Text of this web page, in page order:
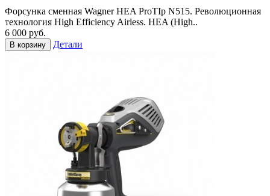
Форсунка сменная Wagner HEA ProTIp N515. Революционная
технология High Efficiency Airless. HEA (High..
6 000 руб.
В корзину Детали